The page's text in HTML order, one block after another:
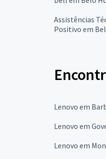
Assistências
Positivo em
Lenovo em
Lenovo em
Lenovo em